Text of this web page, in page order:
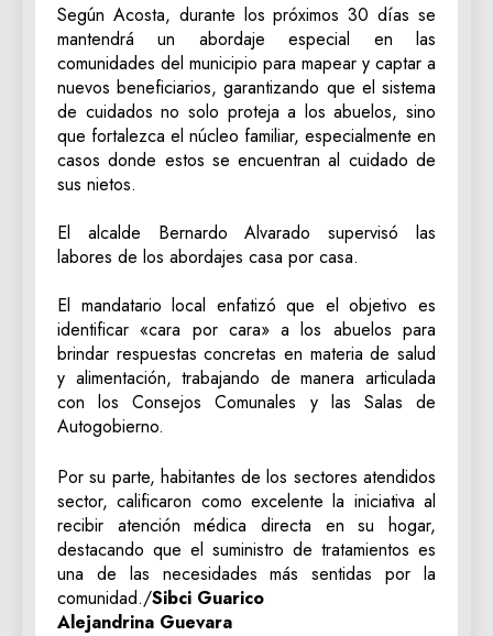
‎Según Acosta, durante los próximos 30 días se
mantendrá un abordaje especial en las
comunidades del municipio para mapear y captar a
nuevos beneficiarios, garantizando que el sistema
de cuidados no solo proteja a los abuelos, sino
que fortalezca el núcleo familiar, especialmente en
casos donde estos se encuentran al cuidado de
sus nietos.
‎El alcalde Bernardo Alvarado supervisó las
labores de los abordajes casa por casa.
‎El mandatario local enfatizó que el objetivo es
identificar «cara por cara» a los abuelos para
brindar respuestas concretas en materia de salud
y alimentación, trabajando de manera articulada
con los Consejos Comunales y las Salas de
Autogobierno.
‎Por su parte, habitantes de los sectores atendidos
sector, calificaron como excelente la iniciativa al
recibir atención médica directa en su hogar,
destacando que el suministro de tratamientos es
una de las necesidades más sentidas por la
comunidad./Sibci Guarico
Alejandrina Guevara